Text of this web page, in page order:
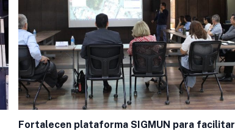
Fortalecen plataforma SIGMUN para facilitar